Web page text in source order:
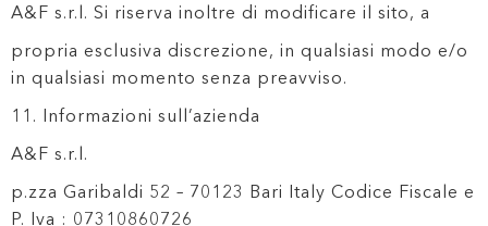
A&F s.r.l. Si riserva inoltre di modificare il sito, a
propria esclusiva discrezione, in qualsiasi modo e/o
in qualsiasi momento senza preavviso.
11. Informazioni sull’azienda
A&F s.r.l.
p.zza Garibaldi 52 – 70123 Bari Italy Codice Fiscale e
P. Iva : 07310860726